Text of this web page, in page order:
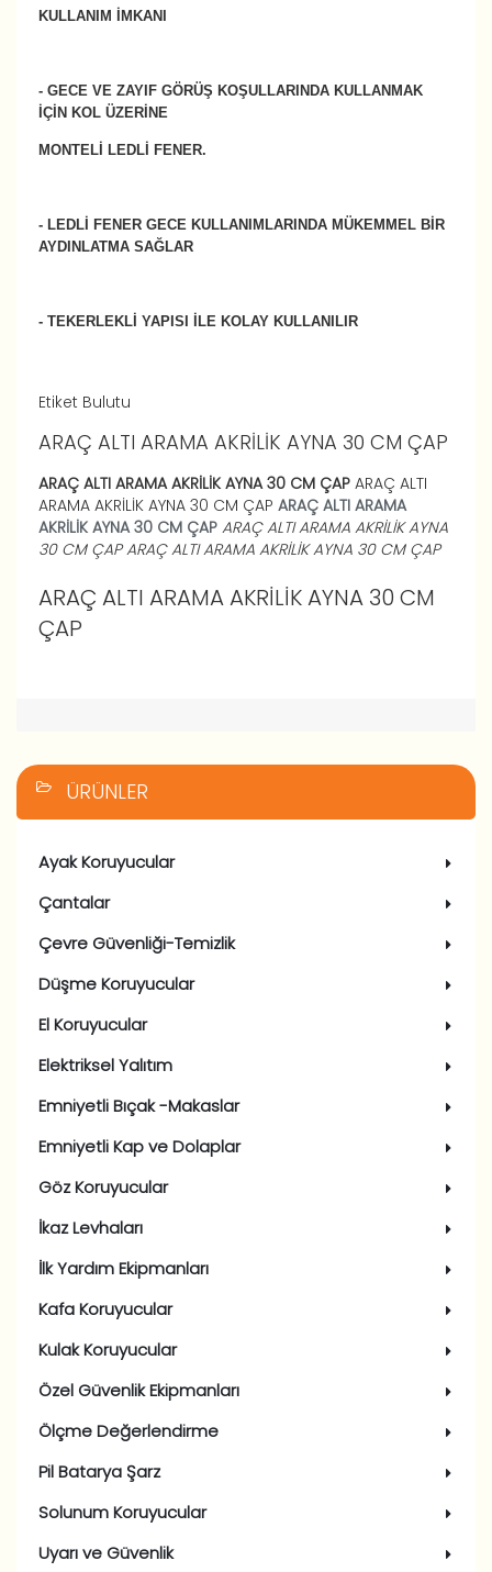
KULLANIM İMKANI
- GECE VE ZAYIF GÖRÜŞ KOŞULLARINDA KULLANMAK
İÇİN KOL ÜZERİNE
MONTELİ LEDLİ FENER.
- LEDLİ FENER GECE KULLANIMLARINDA MÜKEMMEL BİR
AYDINLATMA SAĞLAR
- TEKERLEKLİ YAPISI İLE KOLAY KULLANILIR
Etiket Bulutu
ARAÇ ALTI ARAMA AKRİLİK AYNA 30 CM ÇAP
ARAÇ ALTI ARAMA AKRİLİK AYNA 30 CM ÇAP ARAÇ ALTI
ARAMA AKRİLİK AYNA 30 CM ÇAP ARAÇ ALTI ARAMA
AKRİLİK AYNA 30 CM ÇAP ARAÇ ALTI ARAMA AKRİLİK AYNA
30 CM ÇAP ARAÇ ALTI ARAMA AKRİLİK AYNA 30 CM ÇAP
ARAÇ ALTI ARAMA AKRİLİK AYNA 30 CM
ÇAP
ÜRÜNLER
Ayak Koruyucular
Çantalar
Çevre Güvenliği-Temizlik
Düşme Koruyucular
El Koruyucular
Elektriksel Yalıtım
Emniyetli Bıçak -Makaslar
Emniyetli Kap ve Dolaplar
Göz Koruyucular
İkaz Levhaları
İlk Yardım Ekipmanları
Kafa Koruyucular
Kulak Koruyucular
Özel Güvenlik Ekipmanları
Ölçme Değerlendirme
Pil Batarya Şarz
Solunum Koruyucular
Uyarı ve Güvenlik